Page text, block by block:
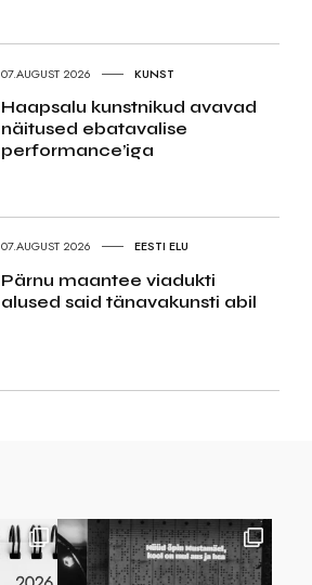
07.AUGUST 2026 KUNST
Haapsalu kunstnikud avavad
näitused ebatavalise
performance’iga
07.AUGUST 2026 EESTI ELU
Pärnu maantee viadukti
alused said tänavakunsti abil